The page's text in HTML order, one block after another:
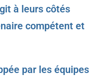
à leurs côtés
compétent et
par les équipes